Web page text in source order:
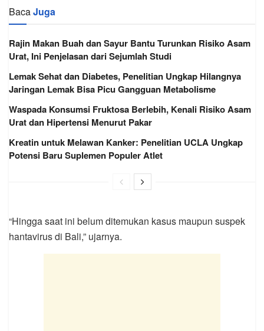
BacaJuga
Rajin Makan Buah dan Sayur Bantu Turunkan Risiko Asam
Urat, Ini Penjelasan dari Sejumlah Studi
Lemak Sehat dan Diabetes, Penelitian Ungkap Hilangnya
Jaringan Lemak Bisa Picu Gangguan Metabolisme
Waspada Konsumsi Fruktosa Berlebih, Kenali Risiko Asam
Urat dan Hipertensi Menurut Pakar
Kreatin untuk Melawan Kanker: Penelitian UCLA Ungkap
Potensi Baru Suplemen Populer Atlet
“Hingga saat ini belum ditemukan kasus maupun suspek
hantavirus di Bali,” ujarnya.